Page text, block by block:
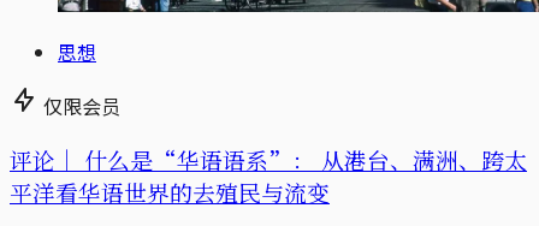
思想
仅限会员
评论｜ 什么是“华语语系”： 从港台、满洲、跨太
平洋看华语世界的去殖民与流变